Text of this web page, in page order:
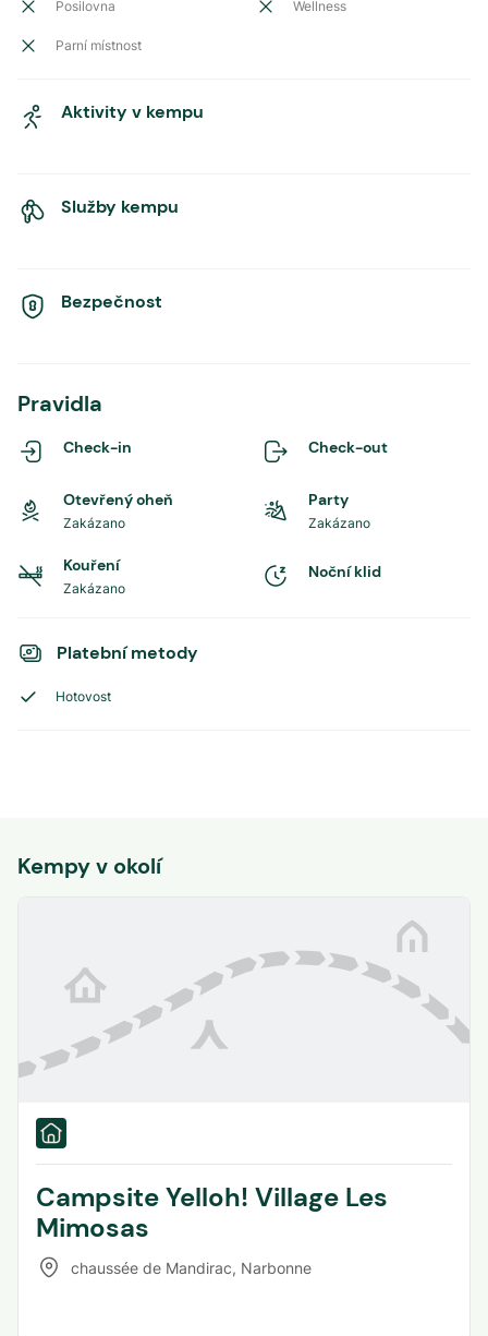
Posilovna Wellness
Parní místnost
Aktivity v kempu
Služby kempu
Bezpečnost
Pravidla
Check-in Check-out
Otevřený oheň
Zakázano
Party
Zakázano
Kouření
Zakázano
Noční klid
Platební metody
Hotovost
Kempy v okolí
Campsite Yelloh! Village Les
Mimosas
chaussée de Mandirac, Narbonne